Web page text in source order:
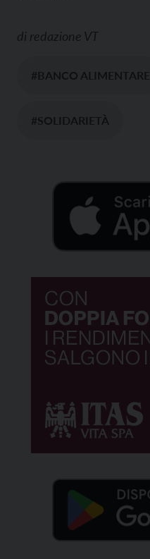
di redazione VT
#BANCO ALIMENTARE
#SOLIDARIETÀ